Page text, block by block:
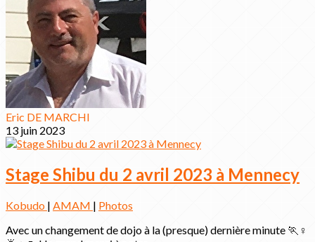
Eric DE MARCHI
13 juin 2023
Stage Shibu du 2 avril 2023 à Mennecy
Kobudo | AMAM | Photos
Avec un changement de dojo à la (presque) dernière minute 🏃♀️